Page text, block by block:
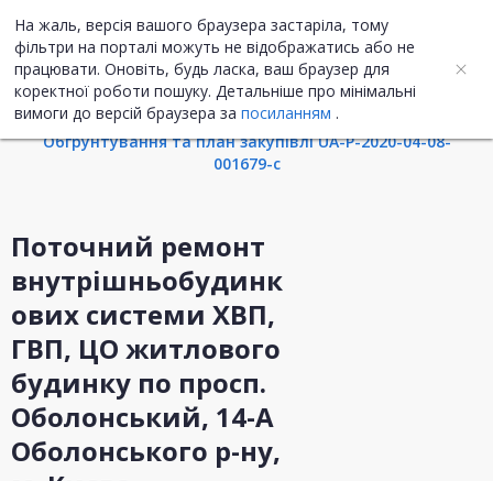
На жаль, версія вашого браузера застаріла, тому
фільтри на порталі можуть не відображатись або не
працювати. Оновіть, будь ласка, ваш браузер для
коректної роботи пошуку. Детальніше про мінімальні
вимоги до версій браузера за посиланням .
UA ENG
Інформація про закупівлю
Обгрунтування та план закупівлі UA-P-2020-04-08-
001679-c
Поточний ремонт
внутрішньобудинк
ових системи ХВП,
ГВП, ЦО житлового
будинку по просп.
Оболонський, 14-А
Оболонського р-ну,